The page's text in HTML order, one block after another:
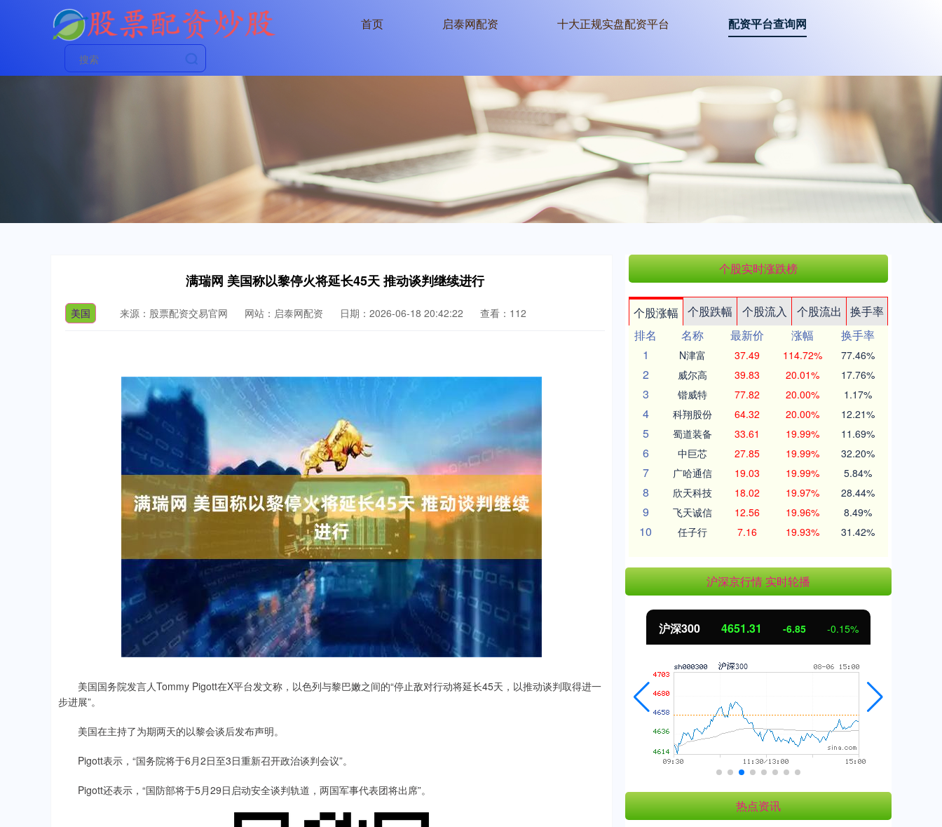
首页 启泰网配资 十大正规实盘配资平台 配资平台查询网
满瑞网 美国称以黎停火将延长45天 推动谈判继续进行
美国 来源：股票配资交易官网 网站：启泰网配资 日期：2026-06-18 20:42:22 查看：112
美国国务院发言人Tommy Pigott在X平台发文称，以色列与黎巴嫩之间的“停止敌对行动将延长45天，以推动谈判取得进一
步进展”。
美国在主持了为期两天的以黎会谈后发布声明。
Pigott表示，“国务院将于6月2日至3日重新召开政治谈判会议”。
Pigott还表示，“国防部将于5月29日启动安全谈判轨道，两国军事代表团将出席”。
个股实时涨跌榜
个股涨幅 个股跌幅 个股流入 个股流出
换手率
排名
名称 最新价 涨幅
换手率
1
N津富 37.49 114.72% 77.46%
2 威尔高 39.83 20.01% 17.76%
3 锴威特 77.82 20.00% 1.17%
4 科翔股份 64.32 20.00% 12.21%
5 蜀道装备 33.61 19.99% 11.69%
6 中巨芯 27.85 19.99% 32.20%
7 广哈通信 19.03 19.99% 5.84%
8 欣天科技 18.02 19.97% 28.44%
9 飞天诚信 12.56 19.96% 8.49%
10 任子行 7.16 19.93% 31.42%
沪深京行情 实时轮播
上证指数 3900.35 21.92 0.57% 深证成指 14110.12 -34.08 沪深300 4651.31 -6.85 -0.15%
热点资讯